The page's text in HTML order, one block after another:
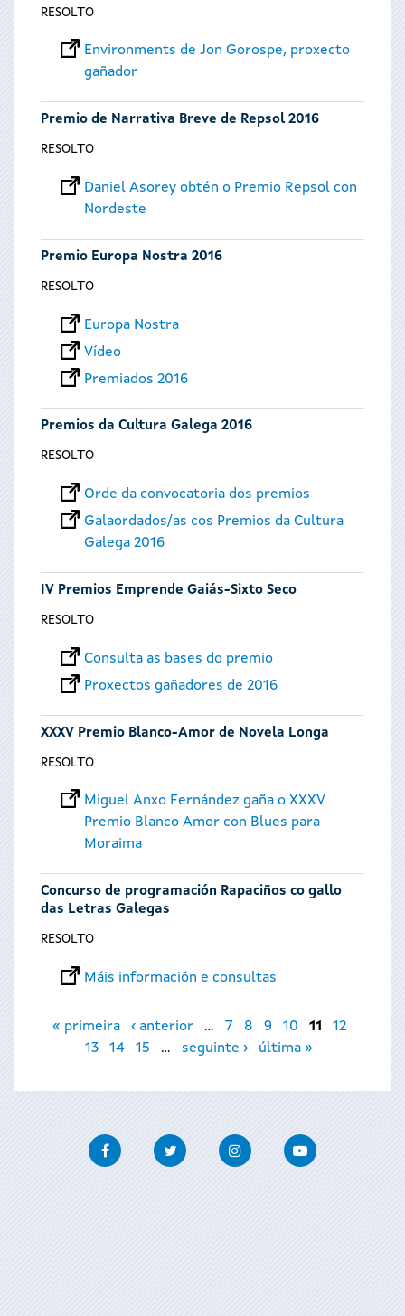
RESOLTO
Environments de Jon Gorospe, proxecto
gañador
Premio de Narrativa Breve de Repsol 2016
RESOLTO
Daniel Asorey obtén o Premio Repsol con
Nordeste
Premio Europa Nostra 2016
RESOLTO
Europa Nostra
Vídeo
Premiados 2016
Premios da Cultura Galega 2016
RESOLTO
Orde da convocatoria dos premios
Galaordados/as cos Premios da Cultura
Galega 2016
IV Premios Emprende Gaiás-Sixto Seco
RESOLTO
Consulta as bases do premio
Proxectos gañadores de 2016
XXXV Premio Blanco-Amor de Novela Longa
RESOLTO
Miguel Anxo Fernández gaña o XXXV
Premio Blanco Amor con Blues para
Moraima
Concurso de programación Rapaciños co gallo
das Letras Galegas
RESOLTO
Máis información e consultas
Páxinas
« primeira ‹ anterior … 7 8 9 10 11
12
13
14 15 … seguinte › última »
FacebookTwitter InstagramYoutube